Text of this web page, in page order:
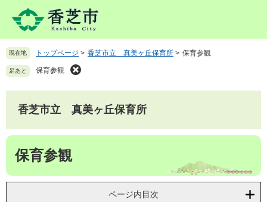
先
頭
す
を
飛
し
文
現在地 トップページ > 香芝市立 真美ヶ丘保育所 > 保育参観
足あと 保育参観
香芝市立 真美ヶ丘保育所
本
保育参観
ページ内目次